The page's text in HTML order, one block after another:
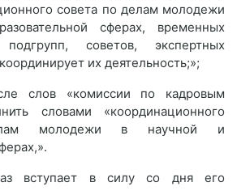
совета по делам молодежи
сферах, временных
советов, экспертных
их деятельность;»;
слов «комиссии по кадровым
словами «координационного
молодежи в научной и
вступает в силу со дня его